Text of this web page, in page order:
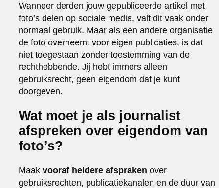
Wanneer derden jouw gepubliceerde artikel met
foto’s delen op sociale media, valt dit vaak onder
normaal gebruik. Maar als een andere organisatie
de foto overneemt voor eigen publicaties, is dat
niet toegestaan zonder toestemming van de
rechthebbende. Jij hebt immers alleen
gebruiksrecht, geen eigendom dat je kunt
doorgeven.
Wat moet je als journalist
afspreken over eigendom van
foto’s?
Maakvooraf heldere afspraken over
gebruiksrechten, publicatiekanalen en de duur van